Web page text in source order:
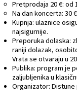
Pretprodaja 20 €: od
Na dan koncerta: 30
Kupnja: ulaznice
najsigurnije.
Preporuka dolaska:
raniji dolazak,
Vrata se otvaraju u
Publika: program je
zaljubljenika u
Organizator: